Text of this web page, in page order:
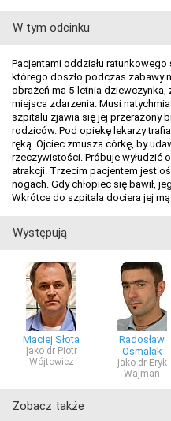
W tym odcinku
Pacjentami oddziału
którego doszło podczas zabawy
obrażeń ma 5-letnia
miejsca zdarzenia. Musi
szpitalu zjawia się jej przerażony
rodziców. Pod opiekę lekarzy
ręką. Ojciec zmusza córkę, by
rzeczywistości. Próbuje wyłudzić
atrakcji. Trzecim pacjentem jest
nogach. Gdy chłopiec się bawił,
Wkrótce do szpitala dociera jej
Występują
Maciej Słota
jako dr Piotr
Wójtowicz
Radosław
Osmalak
jako dr Eryk
Wajman
Zobacz także